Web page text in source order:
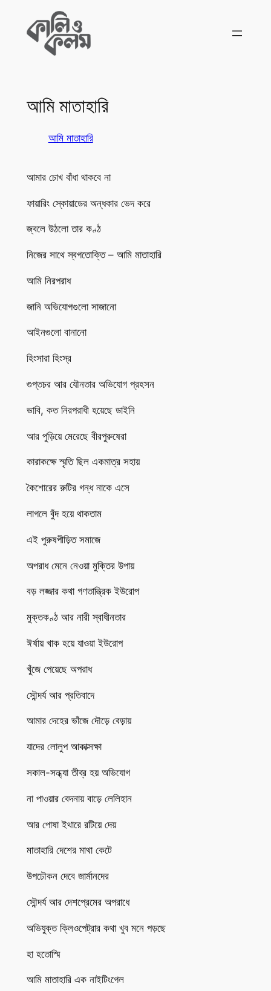
content
আমি মাতাহারি
আমি মাতাহারি
আমার চোখ বাঁধা থাকবে না
ফায়ারিং স্কোয়াডের অন্ধকার ভেদ করে
জ্বলে উঠলো তার কণ্ঠ
নিজের সাথে স্বগতোক্তি – আমি মাতাহারি
আমি নিরপরাধ
জানি অভিযোগগুলো সাজানো
আইনগুলো বানানো
হিংসারা হিংস্র
গুপ্তচর আর যৌনতার অভিযোগ প্রহসন
ভাবি, কত নিরপরাধী হয়েছে ডাইনি
আর পুড়িয়ে মেরেছে বীরপুরুষেরা
কারাকক্ষে স্মৃতি ছিল একমাত্র সহায়
কৈশোরের রুটির গন্ধ নাকে এসে
লাগলে বুঁদ হয়ে থাকতাম
এই পুরুষপীড়িত সমাজে
অপরাধ মেনে নেওয়া মুক্তির উপায়
বড় লজ্জার কথা গণতান্ত্রিক ইউরোপ
মুক্তকণ্ঠ আর নারী স্বাধীনতার
ঈর্ষায় খাক হয়ে যাওয়া ইউরোপ
খুঁজে পেয়েছে অপরাধ
সৌন্দর্য আর প্রতিবাদে
আমার দেহের ভাঁজে দৌড়ে বেড়ায়
যাদের লোলুপ আকাক্সক্ষা
সকাল-সন্ধ্যা তীব্র হয় অভিযোগ
না পাওয়ার বেদনায় বাড়ে লেলিহান
আর পোষা ইথারে রটিয়ে দেয়
মাতাহারি দেশের মাথা কেটে
উপঢৌকন দেবে জার্মানদের
সৌন্দর্য আর দেশপ্রেমের অপরাধে
অভিযুক্ত ক্লিওপেট্রার কথা খুব মনে পড়ছে
হা হতোস্মি
আমি মাতাহারি এক নাইটিংগেল